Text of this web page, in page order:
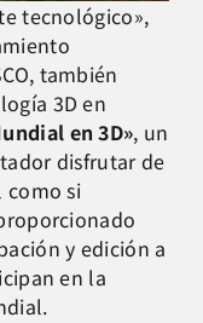
tecnológico»,
también
3D en
en 3D», un
disfrutar de
como si
y edición a
en la